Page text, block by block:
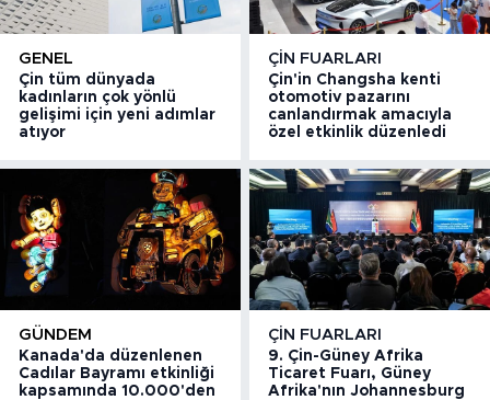
GENEL
Çin tüm dünyada
kadınların çok yönlü
gelişimi için yeni adımlar
atıyor
ÇIN FUARLARI
Çin'in Changsha kenti
otomotiv pazarını
canlandırmak amacıyla
özel etkinlik düzenledi
GÜNDEM
Kanada'da düzenlenen
Cadılar Bayramı etkinliği
kapsamında 10.000'den
ÇIN FUARLARI
9. Çin-Güney Afrika
Ticaret Fuarı, Güney
Afrika'nın Johannesburg